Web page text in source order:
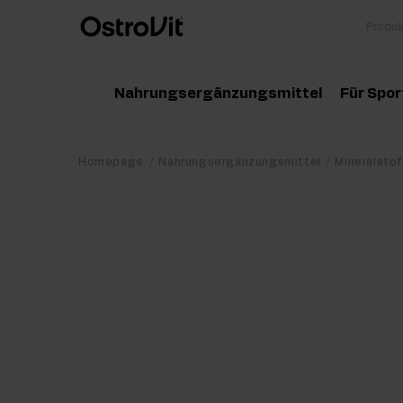
Nahrungsergänzungsmittel Für
Homepage Nahrungsergänzungsmittel